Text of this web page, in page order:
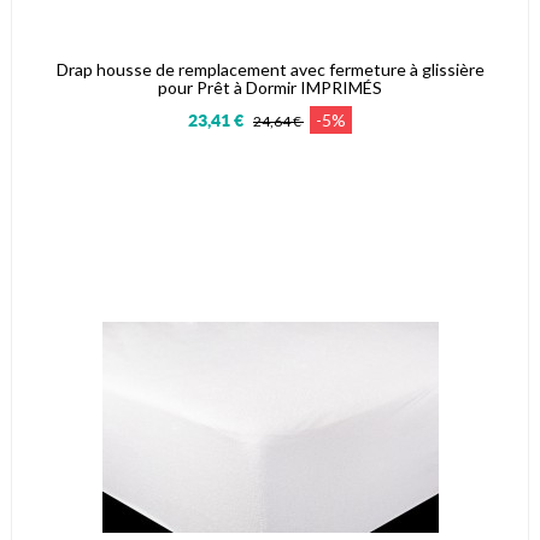
Drap housse de remplacement avec fermeture à glissière
pour Prêt à Dormir IMPRIMÉS
23,41 € 24,64 € -5%